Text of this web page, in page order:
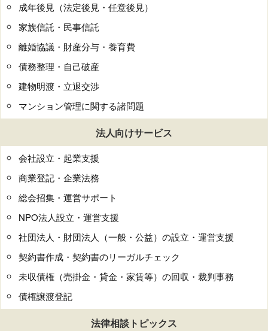
成年後見（法定後見・任意後見）
家族信託・民事信託
離婚協議・財産分与・養育費
債務整理・自己破産
建物明渡・立退交渉
マンション管理に関する諸問題
法人向けサービス
会社設立・起業支援
商業登記・企業法務
総会招集・運営サポート
NPO法人設立・運営支援
社団法人・財団法人（一般・公益）の設立・運営支援
契約書作成・契約書のリーガルチェック
未収債権（売掛金・貸金・家賃等）の回収・裁判事務
債権譲渡登記
法律相談トピックス